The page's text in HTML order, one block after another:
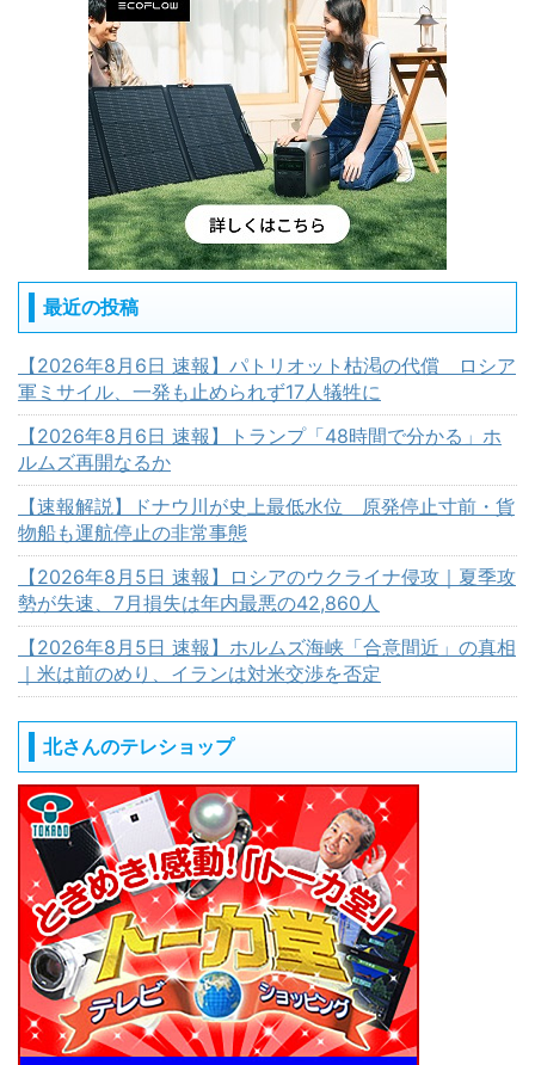
最近の投稿
【2026年8月6日 速報】パトリオット枯渇の代償 ロシア
軍ミサイル、一発も止められず17人犠牲に
【2026年8月6日 速報】トランプ「48時間で分かる」ホ
ルムズ再開なるか
【速報解説】ドナウ川が史上最低水位 原発停止寸前・貨
物船も運航停止の非常事態
【2026年8月5日 速報】ロシアのウクライナ侵攻｜夏季攻
勢が失速、7月損失は年内最悪の42,860人
【2026年8月5日 速報】ホルムズ海峡「合意間近」の真相
｜米は前のめり、イランは対米交渉を否定
北さんのテレショップ